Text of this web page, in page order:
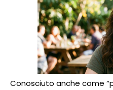
Conosciuto anche come